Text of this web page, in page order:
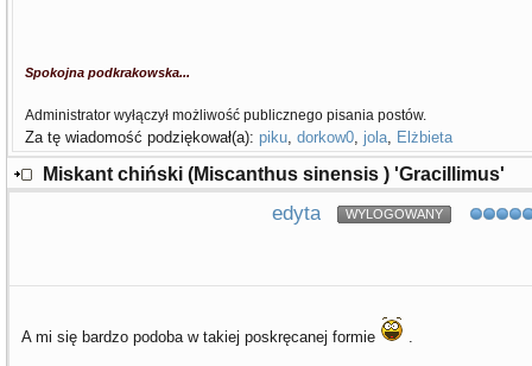
Spokojna podkrakowska...
Administrator wyłączył możliwość publicznego pisania postów.
Za tę wiadomość podziękował(a): piku dorkow0 jola Elżbieta
Miskant chiński (Miscanthus sinensis ) 'Gracillimus'
edyta WYLOGOWANY
A mi się bardzo podoba w takiej poskręcanej formie